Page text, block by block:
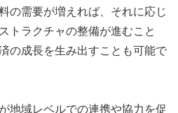
の需要が増えれば、それに応じ
トラクチャの整備が進むこと
の成長を生み出すことも可能で
地域レベルでの連携や協力を促